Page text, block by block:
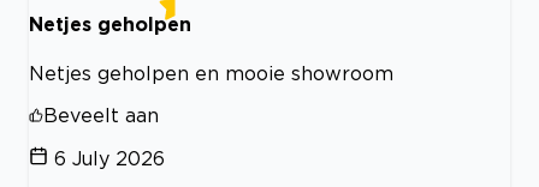
Netjes geholpen
Netjes geholpen en mooie showroom
Beveelt aan
6 July 2026